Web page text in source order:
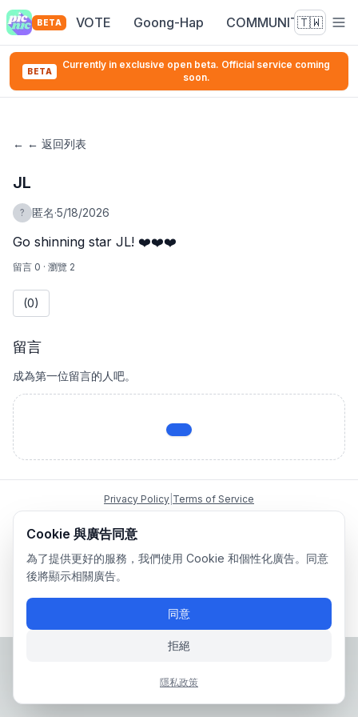
BETA VOTE Goong-Hap COMMUNITY🇹🇼
BETA
Currently in exclusive open beta. Official service coming
soon.
← ← 返回列表
JL
? 匿名·5/18/2026
Go shinning star JL! ❤️❤️❤️
留言 0 · 瀏覽 2
(0)
留言
成為第一位留言的人吧。
Privacy Policy Terms of Service
02791 | CEO: Jaegeun Hwang
Address: 1503, 60 Taeguk-ro, Ilsandong-gu, Goyang-si,
Gyeonggi-do, Korea
Phone: 070-8058-9950 | E-commerce Registration No: 2024-
Seongnam-Sujeong-0657
© 2024 IconCasting Inc. All rights reserved.
Cookie 與廣告同意
為了提供更好的服務，我們使用 Cookie 和個性化廣告。同意
後將顯示相關廣告。
同意
拒絕
隱私政策